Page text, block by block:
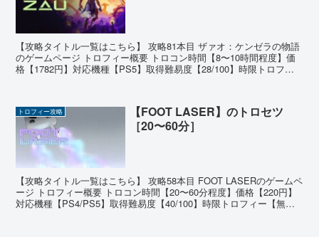
【攻略タイトル一覧はこちら】 攻略81本目 ザァオ：ケンゼラの物語
のゲームページ トロフィー概要 トロコン時間【8〜10時間程度】価
格【1782円】対応機種【PS5】取得難易度【28/100】時限トロフィ
トロフィー攻略
【FOOT LASER】のトロセツ
［20〜60分］
【攻略タイトル一覧はこちら】 攻略58本目 FOOT LASERのゲームペ
ージ トロフィー概要 トロコン時間【20〜60分程度】価格【220円】
対応機種【PS4/PS5】取得難易度【40/100】時限トロフィー【無】